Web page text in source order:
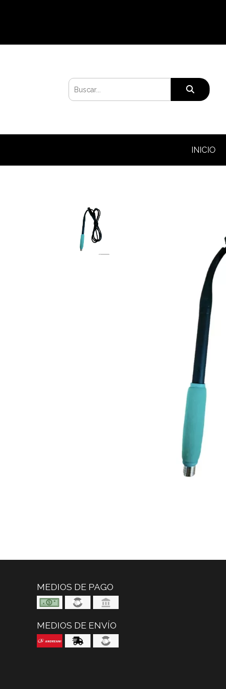
INICIO
MEDIOS DE PAGO
MEDIOS DE ENVÍO